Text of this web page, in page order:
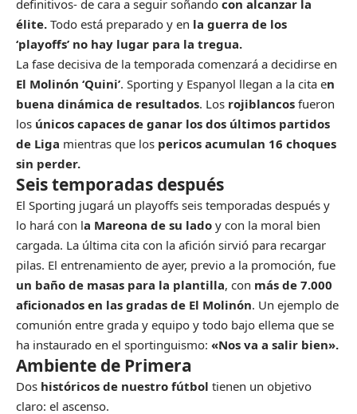
definitivos- de cara a seguir soñando con alcanzar la
élite. Todo está preparado y en la guerra de los
‘playoffs’ no hay lugar para la tregua.
La fase decisiva de la temporada comenzará a decidirse en
El Molinón ‘Quini’. Sporting y Espanyol llegan a la cita en
buena dinámica de resultados. Los rojiblancos fueron
los únicos capaces de ganar los dos últimos partidos
de Liga mientras que los pericos acumulan 16 choques
sin perder.
Seis temporadas después
El Sporting jugará un playoffs seis temporadas después y
lo hará con la Mareona de su lado y con la moral bien
cargada. La última cita con la afición sirvió para recargar
pilas. El entrenamiento de ayer, previo a la promoción, fue
un baño de masas para la plantilla, con más de 7.000
aficionados en las gradas de El Molinón. Un ejemplo de
comunión entre grada y equipo y todo bajo ellema que se
ha instaurado en el sportinguismo: «Nos va a salir bien».
Ambiente de Primera
Dos históricos de nuestro fútbol tienen un objetivo
claro: el ascenso.